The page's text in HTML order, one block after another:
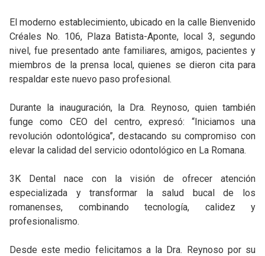
El moderno establecimiento, ubicado en la calle Bienvenido
Créales No. 106, Plaza Batista-Aponte, local 3, segundo
nivel, fue presentado ante familiares, amigos, pacientes y
miembros de la prensa local, quienes se dieron cita para
respaldar este nuevo paso profesional.
Durante la inauguración, la Dra. Reynoso, quien también
funge como CEO del centro, expresó: “Iniciamos una
revolución odontológica”, destacando su compromiso con
elevar la calidad del servicio odontológico en La Romana.
3K Dental nace con la visión de ofrecer atención
especializada y transformar la salud bucal de los
romanenses, combinando tecnología, calidez y
profesionalismo.
Desde este medio felicitamos a la Dra. Reynoso por su